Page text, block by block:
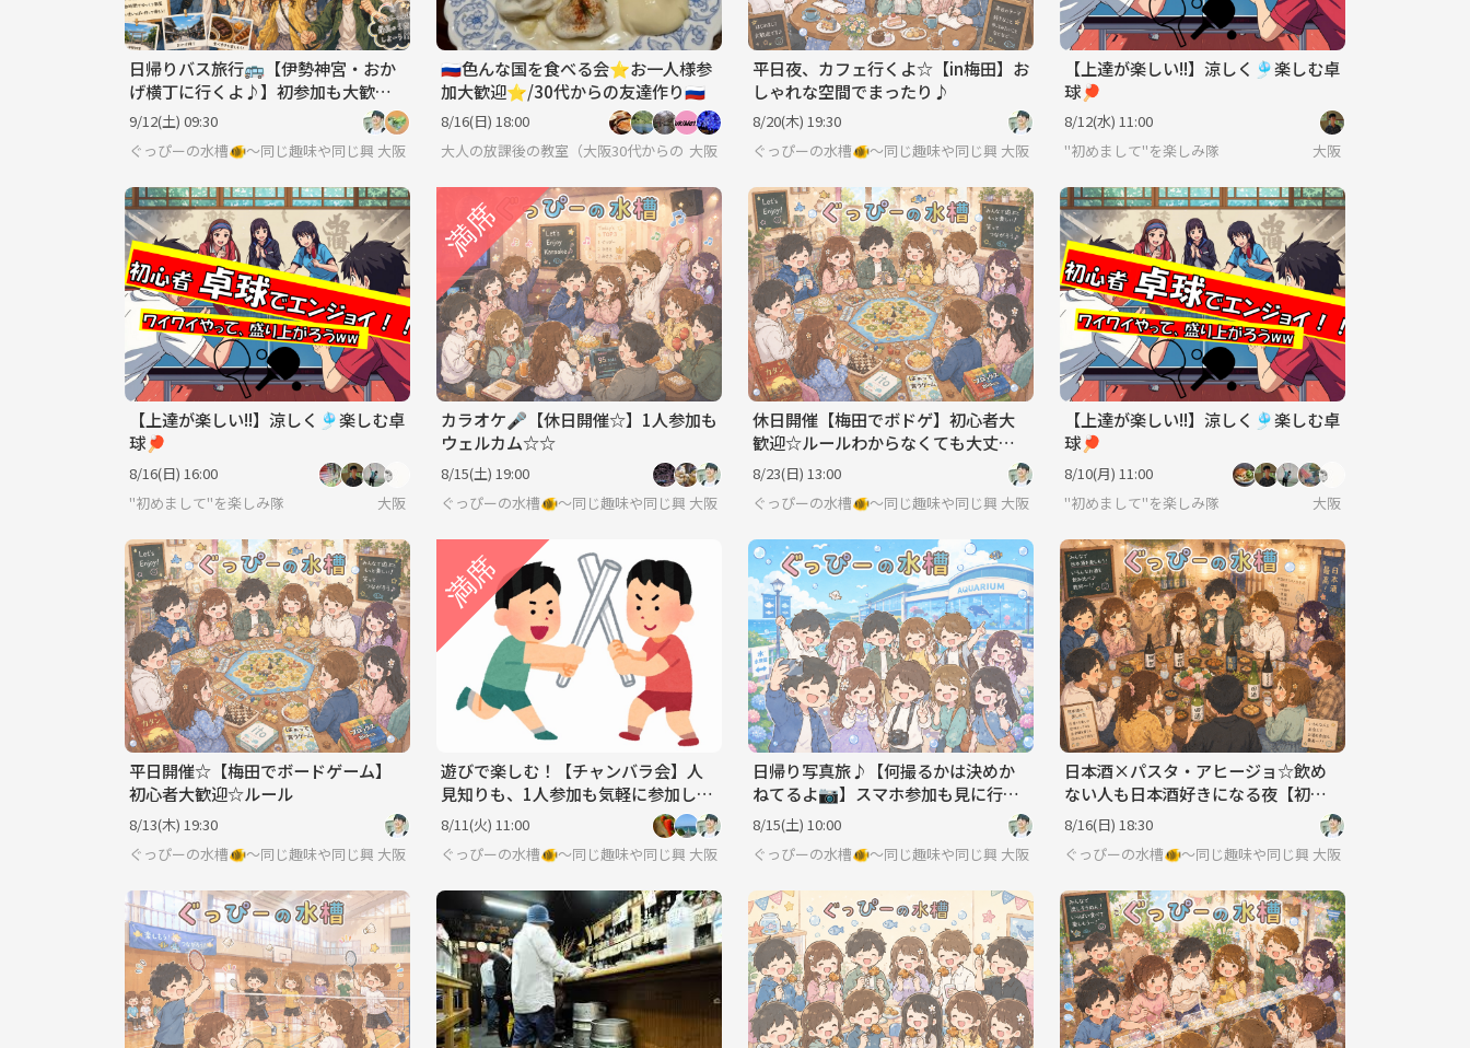
日帰りバス旅行🚌【伊勢神宮・おか
げ横丁に行くよ♪】初参加も大歓迎
です♪
9/12(土) 09:30
ぐっぴーの水槽🐠〜同じ趣味や同じ興味で繋がろう〜
大阪
🇷🇺色んな国を食べる会⭐︎お一人様参
加大歓迎⭐︎/30代からの友達作り🇷🇺
8/16(日) 18:00
大人の放課後の教室（大阪30代からのお友達作り）
大阪
平日夜、カフェ行くよ☆【in梅田】お
しゃれな空間でまったり♪
8/20(木) 19:30
ぐっぴーの水槽🐠〜同じ趣味や同じ興味で繋がろう〜
大阪
【上達が楽しい!!】涼しく🎐楽しむ卓
球🏓
8/12(水) 11:00
"初めまして"を楽しみ隊
大阪
【上達が楽しい!!】涼しく🎐楽しむ卓
球🏓
8/16(日) 16:00
"初めまして"を楽しみ隊
大阪
カラオケ🎤【休日開催☆】1人参加も
ウェルカム☆☆
8/15(土) 19:00
ぐっぴーの水槽🐠〜同じ趣味や同じ興味で繋がろう〜
大阪
休日開催【梅田でボドゲ】初心者大
歓迎☆ルールわからなくても大丈夫
🎶
8/23(日) 13:00
ぐっぴーの水槽🐠〜同じ趣味や同じ興味で繋がろう〜
大阪
【上達が楽しい!!】涼しく🎐楽しむ卓
球🏓
8/10(月) 11:00
"初めまして"を楽しみ隊
大阪
平日開催☆【梅田でボードゲーム】
初心者大歓迎☆ルール
8/13(木) 19:30
ぐっぴーの水槽🐠〜同じ趣味や同じ興味で繋がろう〜
大阪
遊びで楽しむ！【チャンバラ会】人
見知りも、1人参加も気軽に参加して
ね♪
8/11(火) 11:00
ぐっぴーの水槽🐠〜同じ趣味や同じ興味で繋がろう〜
大阪
日帰り写真旅♪【何撮るかは決めか
ねてるよ📷】スマホ参加も見に行き
たい！でもOK✨
8/15(土) 10:00
ぐっぴーの水槽🐠〜同じ趣味や同じ興味で繋がろう〜
大阪
日本酒×パスタ・アヒージョ☆飲め
ない人も日本酒好きになる夜【初め
ましても大歓迎♪】20,30代中心♪
8/16(日) 18:30
ぐっぴーの水槽🐠〜同じ趣味や同じ興味で繋がろう〜
大阪